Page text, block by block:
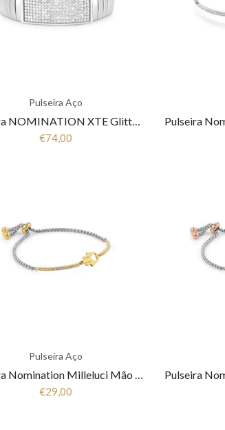
Pulseira Aço
Pulseira NOMINATION XTE Glitter Branco 043219/010
€74,00
Pulseira Aço
Pulseira Nomination Milleluci Mão Fátima 028006 001
€29,00